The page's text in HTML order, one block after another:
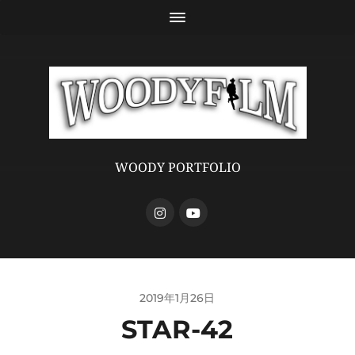
WOODY PORTFOLIO
2019年1月26日
STAR-42